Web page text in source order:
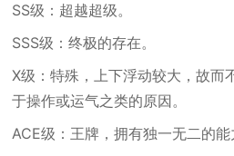
SS级：超越超级。
SSS级：终极的存在。
X级：特殊，上下浮动较大，故而
于操作或运气之类的原因。
ACE级：王牌，拥有独一无二的能